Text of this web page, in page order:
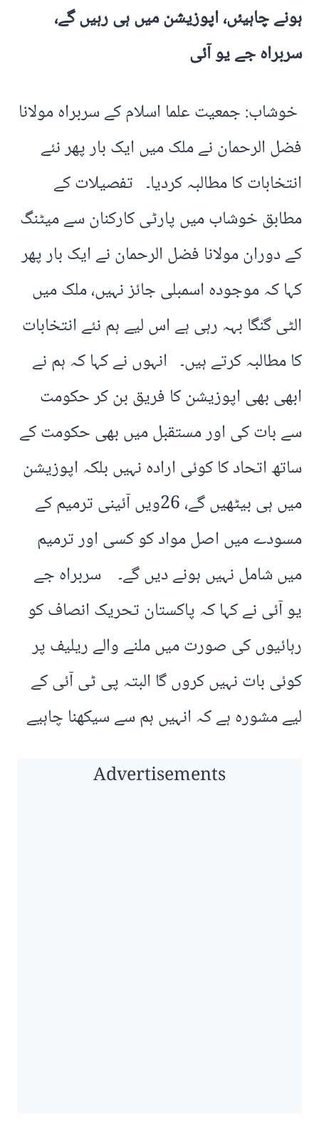
ہونے چاہیئں، اپوزیشن میں ہی رہیں گے،
سربراہ جے یو آئی
خوشاب: جمعیت علما اسلام کے سربراہ مولانا
فضل الرحمان نے ملک میں ایک بار پھر نئے
انتخابات کا مطالبہ کردیا۔ تفصیلات کے
مطابق خوشاب میں پارٹی کارکنان سے میٹنگ
کے دوران مولانا فضل الرحمان نے ایک بار پھر
کہا کہ موجودہ اسمبلی جائز نہیں، ملک میں
الٹی گنگا بہہ رہی ہے اس لیے ہم نئے انتخابات
کا مطالبہ کرتے ہیں۔ انہوں نے کہا کہ ہم نے
ابھی بھی اپوزیشن کا فریق بن کر حکومت
سے بات کی اور مستقبل میں بھی حکومت کے
ساتھ اتحاد کا کوئی ارادہ نہیں بلکہ اپوزیشن
میں ہی بیٹھیں گے، 26ویں آئینی ترمیم کے
مسودے میں اصل مواد کو کسی اور ترمیم
میں شامل نہیں ہونے دیں گے۔ سربراہ جے
یو آئی نے کہا کہ پاکستان تحریک انصاف کو
رہائیوں کی صورت میں ملنے والے ریلیف پر
کوئی بات نہیں کروں گا البتہ پی ٹی آئی کے
لیے مشورہ ہے کہ انہیں ہم سے سیکھنا چاہیے
Advertisements